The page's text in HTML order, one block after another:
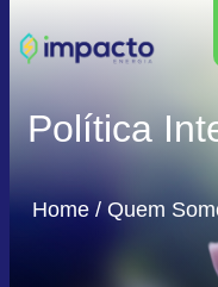
Política
Home / Quem